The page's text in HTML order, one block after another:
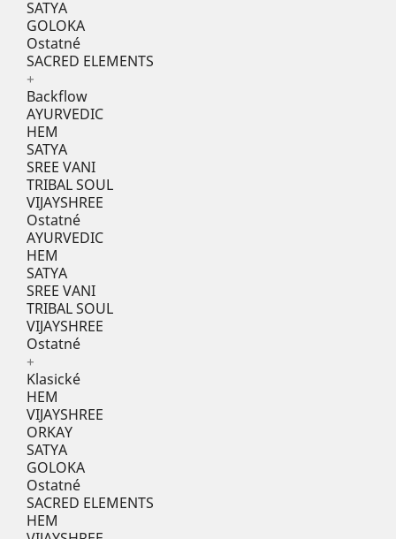
SATYA
GOLOKA
Ostatné
SACRED ELEMENTS
+
Backflow
AYURVEDIC
HEM
SATYA
SREE VANI
TRIBAL SOUL
VIJAYSHREE
Ostatné
AYURVEDIC
HEM
SATYA
SREE VANI
TRIBAL SOUL
VIJAYSHREE
Ostatné
+
Klasické
HEM
VIJAYSHREE
ORKAY
SATYA
GOLOKA
Ostatné
SACRED ELEMENTS
HEM